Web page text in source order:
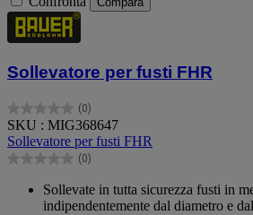
Sollevatore per fusti FHR
(0)
0.0
su
5
stelle.
SKU : MIG368647
Sollevatore per fusti FHR
(0)
0.0
Sollevate in tutta sicurezza fusti in
indipendentemente dal diametro e